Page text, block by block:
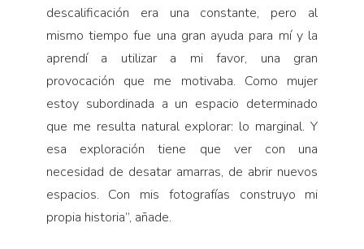
descalificación era una constante, pero al
mismo tiempo fue una gran ayuda para mí y la
aprendí a utilizar a mi favor, una gran
provocación que me motivaba. Como mujer
estoy subordinada a un espacio determinado
que me resulta natural explorar: lo marginal. Y
esa exploración tiene que ver con una
necesidad de desatar amarras, de abrir nuevos
espacios. Con mis fotografías construyo mi
propia historia”, añade.